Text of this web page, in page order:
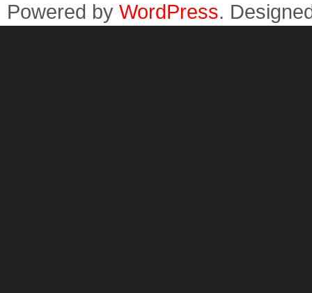
Powered by WordPress.